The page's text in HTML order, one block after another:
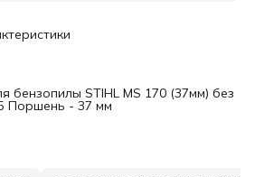
бензопилы STIHL MS 170 (37мм) без
Поршень - 37 мм